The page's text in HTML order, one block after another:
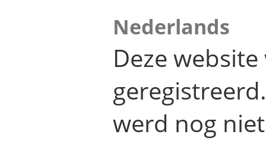
Nederlands
Deze
werd nog